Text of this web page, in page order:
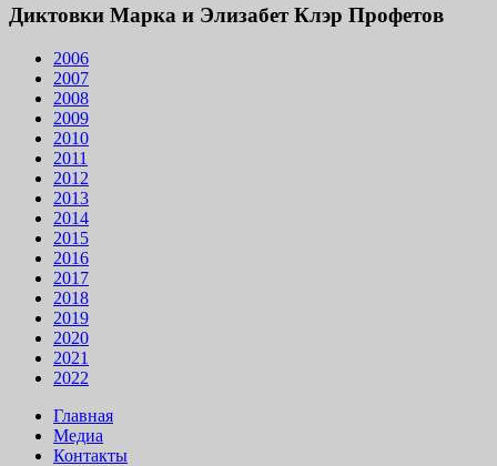
Диктовки Марка и Элизабет Клэр Профетов
2006
2007
2008
2009
2010
2011
2012
2013
2014
2015
2016
2017
2018
2019
2020
2021
2022
Главная
Медиа
Контакты